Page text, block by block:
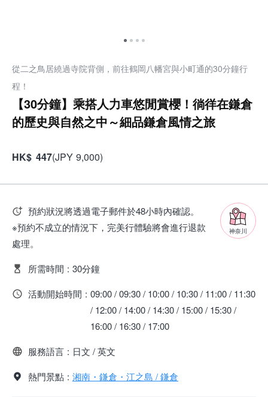
從二之鳥居繞過寺院背側，前往鶴岡八幡宮與小町通的30分鐘行
程！
【30分鐘】乘搭人力車悠閒賞櫻！徜徉在鎌倉
的歷史與自然之中～細品鎌倉風情之旅
HK$ 447(JPY 9,000)
神奈川
預約狀況將透過電子郵件於48小時內確認。
※預約不成立的情況下，完美行體驗將會進行退款
處理。
所需時間 : 30分鐘
活動開始時間 : 09:00 / 09:30 / 10:00 / 10:30 / 11:00 / 11:30
/ 12:00 / 14:00 / 14:30 / 15:00 / 15:30 /
16:00 / 16:30 / 17:00
服務語言 : 日文 / 英文
熱門景點 : 湘南・鎌倉・江之島 / 鎌倉